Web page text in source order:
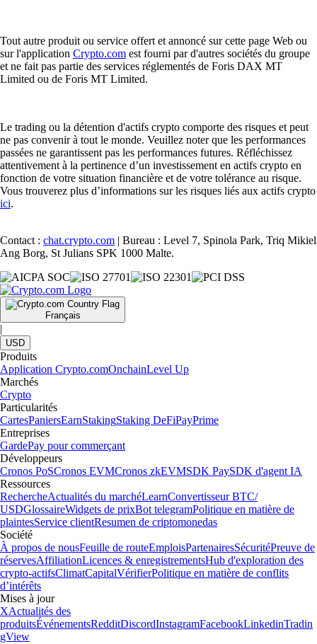
Tout autre produit ou service offert et annoncé sur cette page Web ou
sur l'application Crypto.com est fourni par d'autres sociétés du groupe
et ne fait pas partie des services réglementés de Foris DAX MT
Limited ou de Foris MT Limited.
Le trading ou la détention d'actifs crypto comporte des risques et peut
ne pas convenir à tout le monde. Veuillez noter que les performances
passées ne garantissent pas les performances futures. Réfléchissez
attentivement à la pertinence d’un investissement en actifs crypto en
fonction de votre situation financière et de votre tolérance au risque.
Vous trouverez plus d’informations sur les risques liés aux actifs crypto
ici.
Contact : chat.crypto.com | Bureau : Level 7, Spinola Park, Triq Mikiel
Ang Borg, St Julians SPK 1000 Malte.
Français
|
USD
Produits
Application Crypto.comOnchainLevel Up
Marchés
Crypto
Particularités
CartesPaniersEarnStakingStaking DeFiPayPrime
Entreprises
GardePay pour commerçant
Développeurs
Cronos PoSCronos EVMCronos zkEVMSDK PaySDK d'agent IA
Ressources
RechercheActualités du marchéLearnConvertisseur BTC/
USDGlossaireWidgets de prixBot telegramPolitique en matière de
plaintesService clientResumen de criptomonedas
Société
À propos de nousFeuille de routeEmploisPartenairesSécuritéPreuve de
réservesAffiliationLicences & enregistrementsHub d'exploration des
crypto-actifsClimatCapitalVérifierPolitique en matière de conflits
d’intérêts
Mises à jour
XActualités des
produitsÉvénementsRedditDiscordInstagramFacebookLinkedinTradin
gView